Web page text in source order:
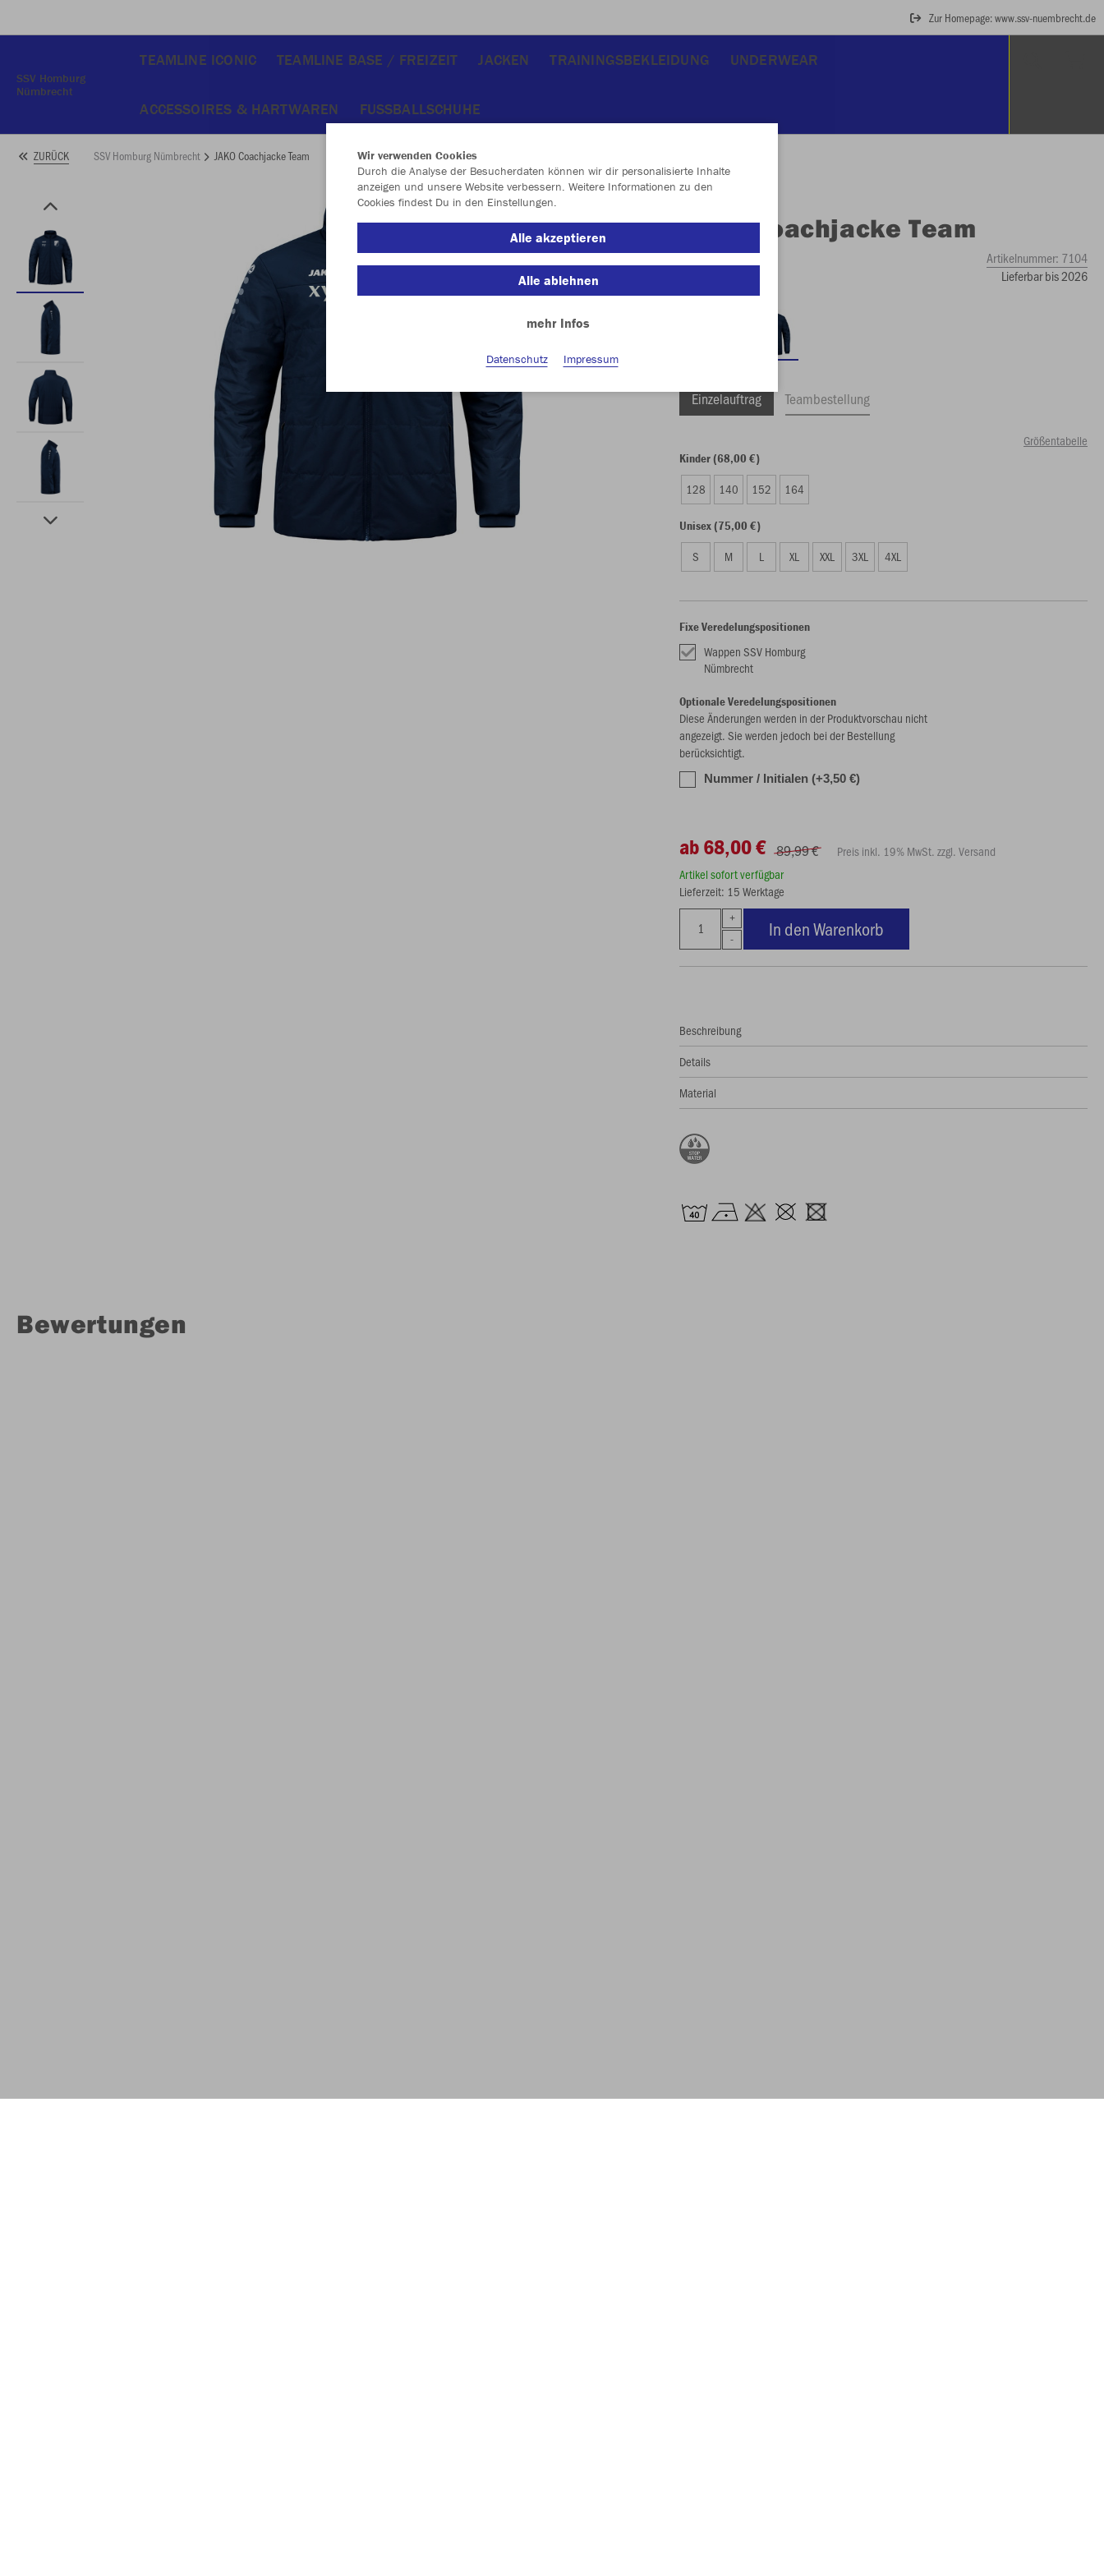
Zur Homepage: www.ssv-nuembrecht.de
SSV Homburg
Nümbrecht
TEAMLINE ICONIC TEAMLINE BASE / FREIZEIT JACKEN TRAININGSBEKLEIDUNG UNDERWEAR
ACCESSOIRES & HARTWAREN FUSSBALLSCHUHE
ZURÜCK SSV Homburg Nümbrecht JAKO Coachjacke Team
JAKO Coachjacke Team
marine Artikelnummer: 7104
Lieferbar bis 2026
Einzelauftrag Teambestellung
Größentabelle
Kinder (68,00 €)
128 140 152 164
Unisex (75,00 €)
S M L XL XXL 3XL 4XL
Fixe Veredelungspositionen
Wappen SSV Homburg
Nümbrecht
Optionale Veredelungspositionen
Diese Änderungen werden in der Produktvorschau nicht
angezeigt. Sie werden jedoch bei der Bestellung
berücksichtigt.
Nummer / Initialen (+3,50 €)
ab 68,00 € 89,99 €
Preis inkl. 19% MwSt. zzgl. Versand
Artikel sofort verfügbar
Lieferzeit: 15 Werktage
In den Warenkorb
Beschreibung
Details
Material
Bewertungen
Wir verwenden Cookies
Durch die Analyse der Besucherdaten können wir dir personalisierte Inhalte
anzeigen und unsere Website verbessern. Weitere Informationen zu den
Cookies findest Du in den Einstellungen.
Alle akzeptieren
Alle ablehnen
mehr Infos
Datenschutz Impressum